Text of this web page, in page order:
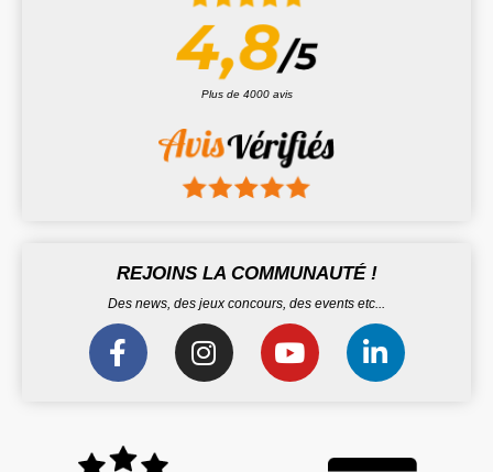
Plus de 4000 avis
REJOINS LA COMMUNAUTÉ !
Des news, des jeux concours, des events etc...